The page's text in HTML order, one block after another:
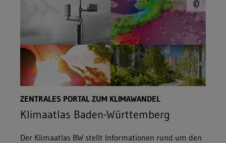
ZENTRALES PORTAL ZUM KLIMAWANDEL
Klimaatlas Baden-Württemberg
Der Klimaatlas BW stellt Informationen rund um den